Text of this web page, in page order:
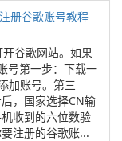
册谷歌账号教程
谷歌网站。如果
号第一步：下载一
加账号。第三
，国家选择CN输
收到的六位数验
注册的谷歌账...